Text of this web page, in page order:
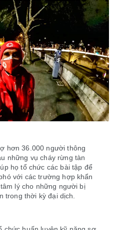
hơn 36.000 người thông
những vụ cháy rừng tàn
họ tổ chức các bài tập để
với các trường hợp khẩn
lý cho những người bị
trong thời kỳ đại dịch.